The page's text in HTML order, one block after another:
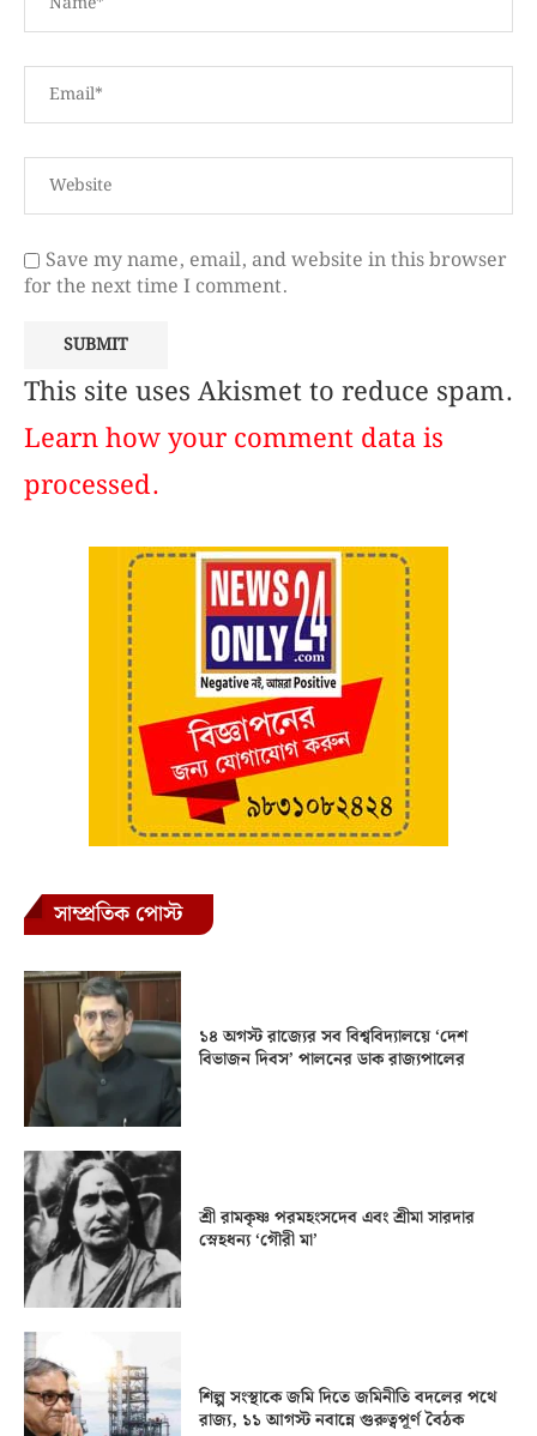
Save my name, email, and website in this browser
for the next time I comment.
This site uses Akismet to reduce spam.
Learn how your comment data is
processed.
সাম্প্রতিক পোস্ট
১৪ অগস্ট রাজ্যের সব বিশ্ববিদ্যালয়ে ‘দেশ
বিভাজন দিবস’ পালনের ডাক রাজ্যপালের
শ্রী রামকৃষ্ণ পরমহংসদেব এবং শ্রীমা সারদার
স্নেহধন্য ‘গৌরী মা’
শিল্প সংস্থাকে জমি দিতে জমিনীতি বদলের পথে
রাজ্য, ১১ আগস্ট নবান্নে গুরুত্বপূর্ণ বৈঠক